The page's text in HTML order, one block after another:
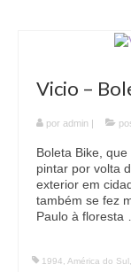
Vicio –
por admin |
Boleta Bike,
pintar por volta
exterior em
também se fez
Paulo à floresta
1994 América do Sul